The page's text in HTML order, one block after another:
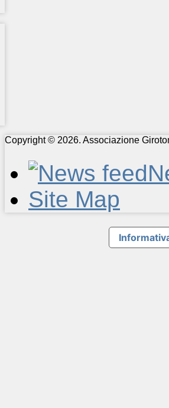
Copyright © 2026. Associazione
Site Map